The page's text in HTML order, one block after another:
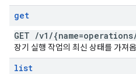
get
GET /v1 /{name=operations
장기 실행 작업의 최신 상태를 가져
list